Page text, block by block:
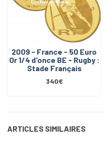
2009 - France - 50 Euro
Or 1/4 d'once BE - Rugby :
Stade Français
340€
ARTICLES SIMILAIRES